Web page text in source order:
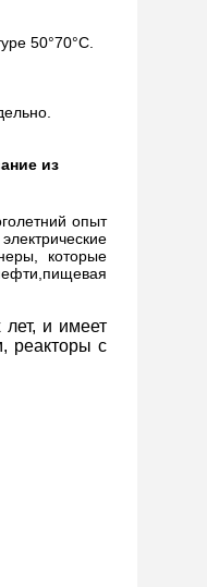
50°70°C.
из
опыт
которые
и имеет
реакторы с